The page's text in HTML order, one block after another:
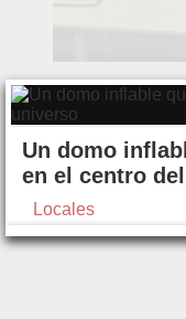
Un domo
en el centro
Locales